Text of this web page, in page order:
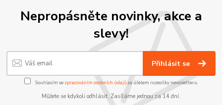
Nepropásněte novinky, akce a
slevy!
Přihlásit se
Souhlasím se zpracováním osobních údajůza účelem rozesílky newsletteru.
Můžete se kdykoli odhlásit. Zasíláme jednou za 14 dní.